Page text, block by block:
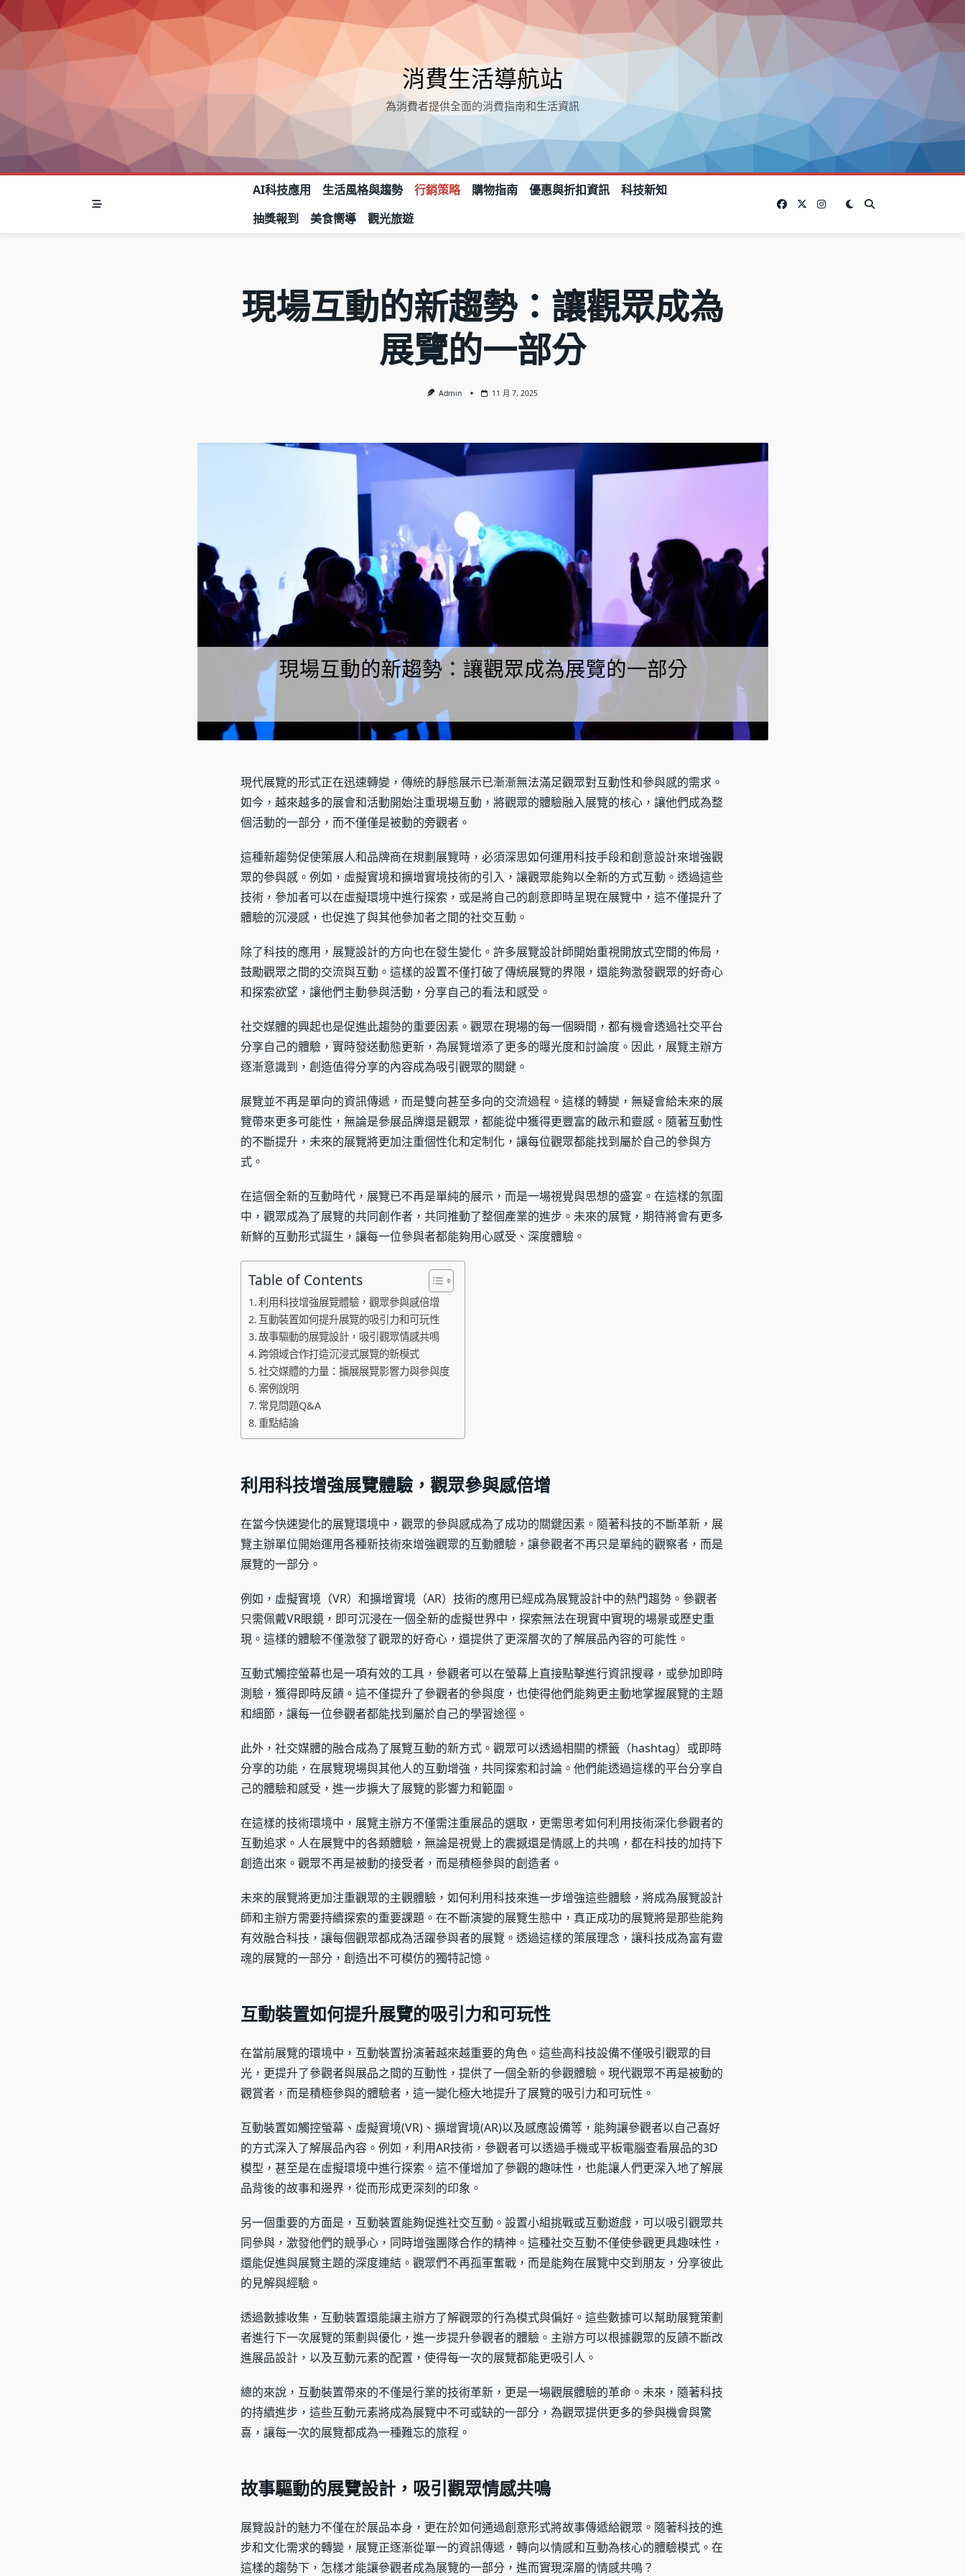
Skip
to
content
消費生活導航站
為消費者提供全面的消費指南和生活資訊
AI科技應用 生活風格與趨勢 行銷策略 購物指南 優惠與折扣資訊
科技新知
抽獎報到
美食嚮導 觀光旅遊
現場互動的新趨勢：讓觀眾成為
展覽的一部分
Admin 11 月 7, 2025
現代展覽的形式正在迅速轉變，傳統的靜態展示已漸漸無法滿足觀眾對互動性和參與感的需求。
如今，越來越多的展會和活動開始注重現場互動，將觀眾的體驗融入展覽的核心，讓他們成為整
個活動的一部分，而不僅僅是被動的旁觀者。
這種新趨勢促使策展人和品牌商在規劃展覽時，必須深思如何運用科技手段和創意設計來增強觀
眾的參與感。例如，虛擬實境和擴增實境技術的引入，讓觀眾能夠以全新的方式互動。透過這些
技術，參加者可以在虛擬環境中進行探索，或是將自己的創意即時呈現在展覽中，這不僅提升了
體驗的沉浸感，也促進了與其他參加者之間的社交互動。
除了科技的應用，展覽設計的方向也在發生變化。許多展覽設計師開始重視開放式空間的佈局，
鼓勵觀眾之間的交流與互動。這樣的設置不僅打破了傳統展覽的界限，還能夠激發觀眾的好奇心
和探索欲望，讓他們主動參與活動，分享自己的看法和感受。
社交媒體的興起也是促進此趨勢的重要因素。觀眾在現場的每一個瞬間，都有機會透過社交平台
分享自己的體驗，實時發送動態更新，為展覽增添了更多的曝光度和討論度。因此，展覽主辦方
逐漸意識到，創造值得分享的內容成為吸引觀眾的關鍵。
展覽並不再是單向的資訊傳遞，而是雙向甚至多向的交流過程。這樣的轉變，無疑會給未來的展
覽帶來更多可能性，無論是參展品牌還是觀眾，都能從中獲得更豐富的啟示和靈感。隨著互動性
的不斷提升，未來的展覽將更加注重個性化和定制化，讓每位觀眾都能找到屬於自己的參與方
式。
在這個全新的互動時代，展覽已不再是單純的展示，而是一場視覺與思想的盛宴。在這樣的氛圍
中，觀眾成為了展覽的共同創作者，共同推動了整個產業的進步。未來的展覽，期待將會有更多
新鮮的互動形式誕生，讓每一位參與者都能夠用心感受、深度體驗。
Table of Contents
利用科技增強展覽體驗，觀眾參與感倍增
互動裝置如何提升展覽的吸引力和可玩性
故事驅動的展覽設計，吸引觀眾情感共鳴
跨領域合作打造沉浸式展覽的新模式
社交媒體的力量：擴展展覽影響力與參與度
案例說明
常見問題Q&A
重點結論
利用科技增強展覽體驗，觀眾參與感倍增
在當今快速變化的展覽環境中，觀眾的參與感成為了成功的關鍵因素。隨著科技的不斷革新，展
覽主辦單位開始運用各種新技術來增強觀眾的互動體驗，讓參觀者不再只是單純的觀察者，而是
展覽的一部分。
例如，虛擬實境（VR）和擴增實境（AR）技術的應用已經成為展覽設計中的熱門趨勢。參觀者
只需佩戴VR眼鏡，即可沉浸在一個全新的虛擬世界中，探索無法在現實中實現的場景或歷史重
現。這樣的體驗不僅激發了觀眾的好奇心，還提供了更深層次的了解展品內容的可能性。
互動式觸控螢幕也是一項有效的工具，參觀者可以在螢幕上直接點擊進行資訊搜尋，或參加即時
測驗，獲得即時反饋。這不僅提升了參觀者的參與度，也使得他們能夠更主動地掌握展覽的主題
和細節，讓每一位參觀者都能找到屬於自己的學習途徑。
此外，社交媒體的融合成為了展覽互動的新方式。觀眾可以透過相關的標籤（hashtag）或即時
分享的功能，在展覽現場與其他人的互動增強，共同探索和討論。他們能透過這樣的平台分享自
己的體驗和感受，進一步擴大了展覽的影響力和範圍。
在這樣的技術環境中，展覽主辦方不僅需注重展品的選取，更需思考如何利用技術深化參觀者的
互動追求。人在展覽中的各類體驗，無論是視覺上的震撼還是情感上的共鳴，都在科技的加持下
創造出來。觀眾不再是被動的接受者，而是積極參與的創造者。
未來的展覽將更加注重觀眾的主觀體驗，如何利用科技來進一步增強這些體驗，將成為展覽設計
師和主辦方需要持續探索的重要課題。在不斷演變的展覽生態中，真正成功的展覽將是那些能夠
有效融合科技，讓每個觀眾都成為活躍參與者的展覽。透過這樣的策展理念，讓科技成為富有靈
魂的展覽的一部分，創造出不可模仿的獨特記憶。
互動裝置如何提升展覽的吸引力和可玩性
在當前展覽的環境中，互動裝置扮演著越來越重要的角色。這些高科技設備不僅吸引觀眾的目
光，更提升了參觀者與展品之間的互動性，提供了一個全新的參觀體驗。現代觀眾不再是被動的
觀賞者，而是積極參與的體驗者，這一變化極大地提升了展覽的吸引力和可玩性。
互動裝置如觸控螢幕、虛擬實境(VR)、擴增實境(AR)以及感應設備等，能夠讓參觀者以自己喜好
的方式深入了解展品內容。例如，利用AR技術，參觀者可以透過手機或平板電腦查看展品的3D
模型，甚至是在虛擬環境中進行探索。這不僅增加了參觀的趣味性，也能讓人們更深入地了解展
品背後的故事和邊界，從而形成更深刻的印象。
另一個重要的方面是，互動裝置能夠促進社交互動。設置小組挑戰或互動遊戲，可以吸引觀眾共
同參與，激發他們的競爭心，同時增強團隊合作的精神。這種社交互動不僅使參觀更具趣味性，
還能促進與展覽主題的深度連結。觀眾們不再孤軍奮戰，而是能夠在展覽中交到朋友，分享彼此
的見解與經驗。
透過數據收集，互動裝置還能讓主辦方了解觀眾的行為模式與偏好。這些數據可以幫助展覽策劃
者進行下一次展覽的策劃與優化，進一步提升參觀者的體驗。主辦方可以根據觀眾的反饋不斷改
進展品設計，以及互動元素的配置，使得每一次的展覽都能更吸引人。
總的來說，互動裝置帶來的不僅是行業的技術革新，更是一場觀展體驗的革命。未來，隨著科技
的持續進步，這些互動元素將成為展覽中不可或缺的一部分，為觀眾提供更多的參與機會與驚
喜，讓每一次的展覽都成為一種難忘的旅程。
故事驅動的展覽設計，吸引觀眾情感共鳴
展覽設計的魅力不僅在於展品本身，更在於如何通過創意形式將故事傳遞給觀眾。隨著科技的進
步和文化需求的轉變，展覽正逐漸從單一的資訊傳遞，轉向以情感和互動為核心的體驗模式。在
這樣的趨勢下，怎樣才能讓參觀者成為展覽的一部分，進而實現深層的情感共鳴？